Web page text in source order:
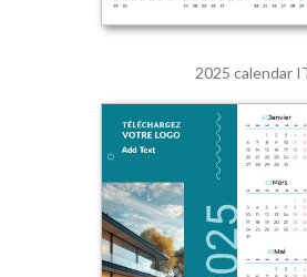
2025 calendar